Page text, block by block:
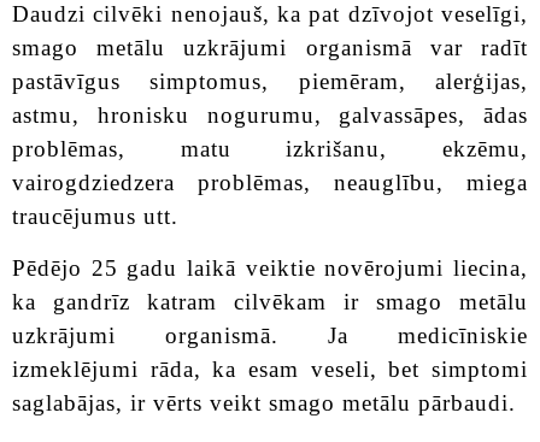
Daudzi cilvēki nenojauš, ka pat dzīvojot veselīgi,
smago metālu uzkrājumi organismā var radīt
pastāvīgus simptomus, piemēram, alerģijas,
astmu, hronisku nogurumu, galvassāpes, ādas
problēmas, matu izkrišanu, ekzēmu,
vairogdziedzera problēmas, neauglību, miega
traucējumus utt.
Pēdējo 25 gadu laikā veiktie novērojumi liecina,
ka gandrīz katram cilvēkam ir smago metālu
uzkrājumi organismā. Ja medicīniskie
izmeklējumi rāda, ka esam veseli, bet simptomi
saglabājas, ir vērts veikt smago metālu pārbaudi.